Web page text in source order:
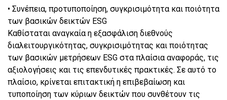
• Συνέπεια, προτυποποίηση, συγκρισιμότητα και ποιότητα
των βασικών δεικτών ESG
Καθίσταται αναγκαία η εξασφάλιση διεθνούς
διαλειτουργικότητας, συγκρισιμότητας και ποιότητας
των βασικών μετρήσεων ESG στα πλαίσια αναφοράς, τις
αξιολογήσεις και τις επενδυτικές πρακτικές. Σε αυτό το
πλαίσιο, κρίνεται επιτακτική η επιβεβαίωση και
τυποποίηση των κύριων δεικτών που συνθέτουν τις